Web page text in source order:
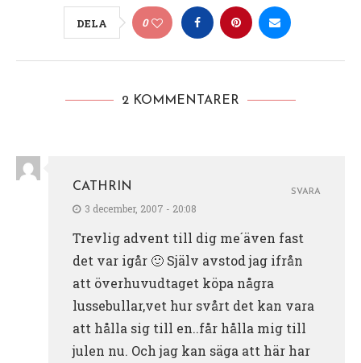
DELA 0
2 KOMMENTARER
CATHRIN
3 december, 2007 - 20:08
Trevlig advent till dig me´även fast
det var igår 🙂 Själv avstod jag ifrån
att överhuvudtaget köpa några
lussebullar,vet hur svårt det kan vara
att hålla sig till en..får hålla mig till
julen nu. Och jag kan säga att här har
SVARA